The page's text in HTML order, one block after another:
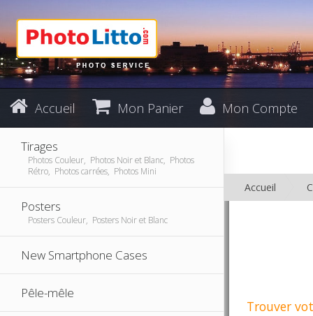
Accueil Mon Panier Mon Compte
Tirages
Photos Couleur, Photos Noir et Blanc, Photos
Rétro, Photos carrées, Photos Mini
Posters
Posters Couleur, Posters Noir et Blanc
New Smartphone Cases
Pêle-mêle
Accueil
Trouver